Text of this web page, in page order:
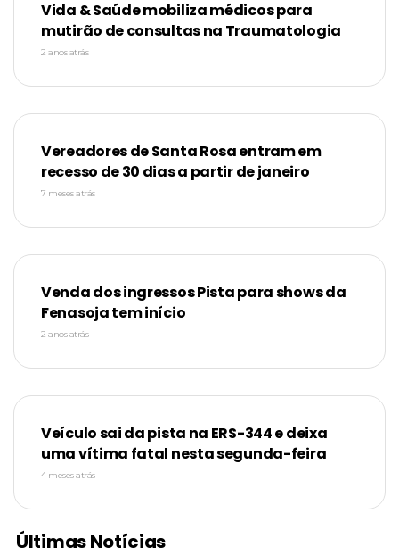
Vida & Saúde mobiliza médicos para
mutirão de consultas na Traumatologia
2 anos atrás
Vereadores de Santa Rosa entram em
recesso de 30 dias a partir de janeiro
7 meses atrás
Venda dos ingressos Pista para shows da
Fenasoja tem início
2 anos atrás
Veículo sai da pista na ERS-344 e deixa
uma vítima fatal nesta segunda-feira
4 meses atrás
Últimas Notícias